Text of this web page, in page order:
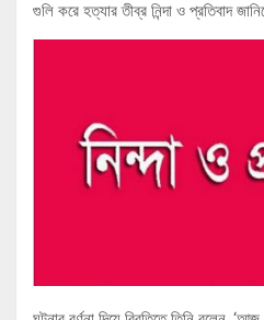
গুলি করে হত্যার তীব্র নিন্দা ও প্রতিবাদ